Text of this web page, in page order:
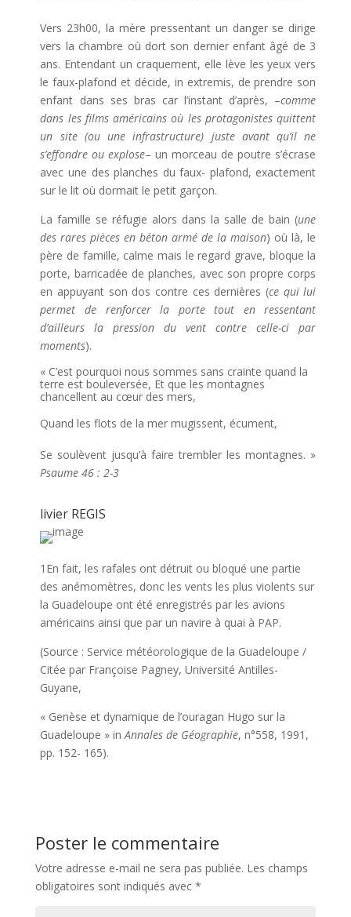
Vers 23h00, la mère pressentant un danger se dirige
vers la chambre où dort son dernier enfant âgé de 3
ans. Entendant un craquement, elle lève les yeux vers
le faux-plafond et décide, in extremis, de prendre son
enfant dans ses bras car l’instant d’après, –comme
dans les films américains où les protagonistes quittent
un site (ou une infrastructure) juste avant qu’il ne
s’effondre ou explose– un morceau de poutre s’écrase
avec une des planches du faux- plafond, exactement
sur le lit où dormait le petit garçon.
La famille se réfugie alors dans la salle de bain (une
des rares pièces en béton armé de la maison) où là, le
père de famille, calme mais le regard grave, bloque la
porte, barricadée de planches, avec son propre corps
en appuyant son dos contre ces dernières (ce qui lui
permet de renforcer la porte tout en ressentant
d’ailleurs la pression du vent contre celle-ci par
moments).
« C’est pourquoi nous sommes sans crainte quand la
terre est bouleversée, Et que les montagnes
chancellent au cœur des mers,
Quand les flots de la mer mugissent, écument,
Se soulèvent jusqu’à faire trembler les montagnes. »
Psaume 46 : 2-3
livier REGIS
1En fait, les rafales ont détruit ou bloqué une partie
des anémomètres, donc les vents les plus violents sur
la Guadeloupe ont été enregistrés par les avions
américains ainsi que par un navire à quai à PAP.
(Source : Service météorologique de la Guadeloupe /
Citée par Françoise Pagney, Université Antilles-
Guyane,
« Genèse et dynamique de l’ouragan Hugo sur la
Guadeloupe » inAnnales de Géographie, n°558, 1991,
pp. 152- 165).
Poster le commentaire
Votre adresse e-mail ne sera pas publiée. Les champs
obligatoires sont indiqués avec *